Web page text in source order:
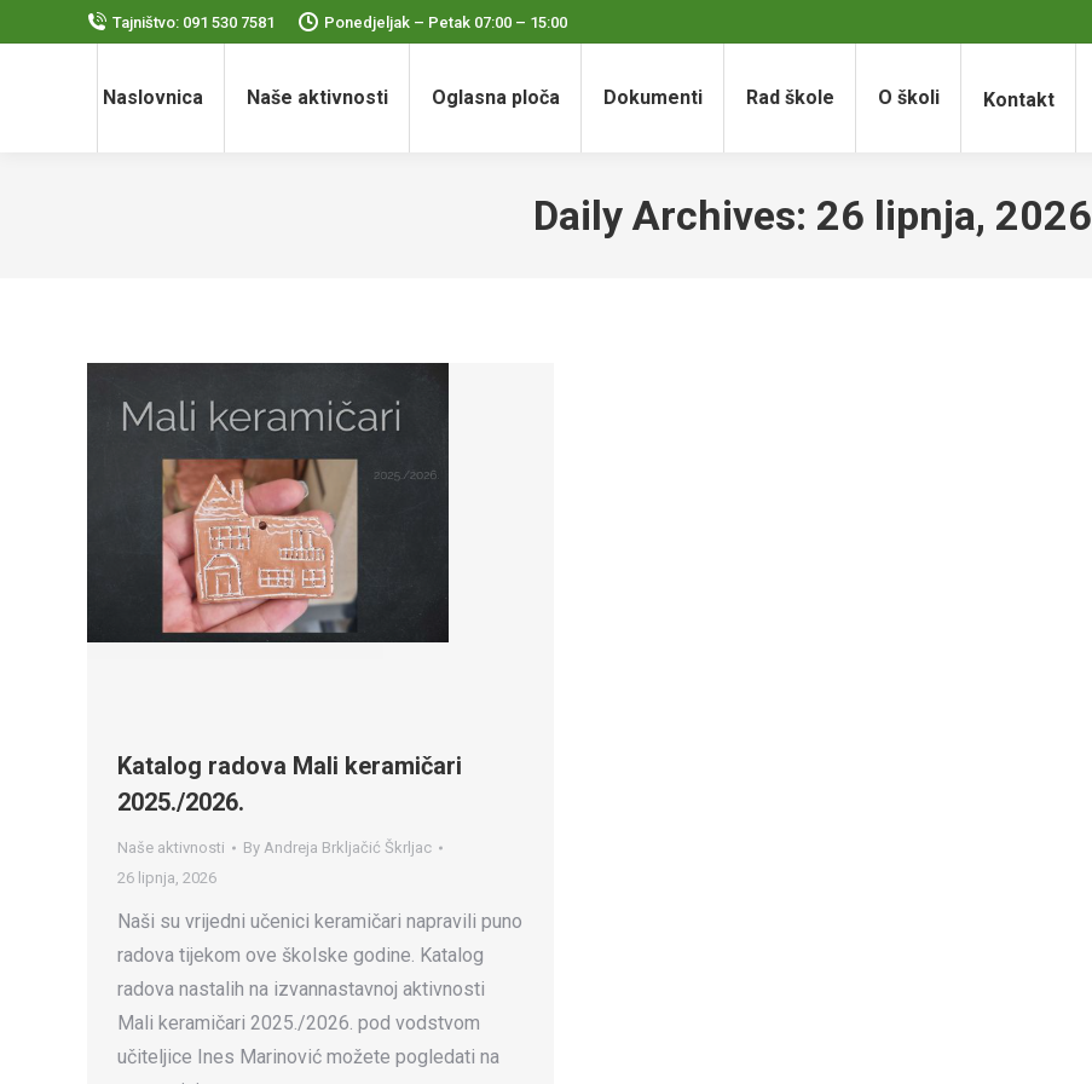
Tajništvo: 091 530 7581 Ponedjeljak – Petak 07:00 – 15:00
Naslovnica Naše aktivnosti Oglasna ploča Dokumenti Rad škole O školi Kontakt
Daily Archives: 26 lipnja, 2026
Katalog radova Mali keramičari
2025./2026.
Naše aktivnosti By Andreja Brkljačić Škrljac
26 lipnja, 2026
Naši su vrijedni učenici keramičari napravili puno
radova tijekom ove školske godine. Katalog
radova nastalih na izvannastavnoj aktivnosti
Mali keramičari 2025./2026. pod vodstvom
učiteljice Ines Marinović možete pogledati na